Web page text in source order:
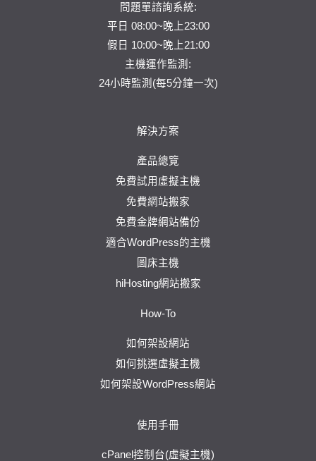
問題單諮詢系統:
平日 08:00~晚上23:00
假日 10:00~晚上21:00
主機運作監測:
24小時監測(每5分鐘一次)
解決方案
產品總覽
免費試用虛擬主機
免費網站搬家
免費金牌網站備份
適合WordPress的主機
圖床主機
hiHosting網站搬家
How-To
如何架設網站
如何挑選虛擬主機
如何架設WordPress網站
使用手冊
cPanel控制台(虛擬主機)